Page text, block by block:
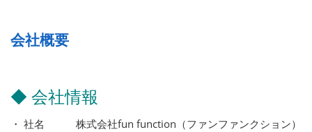
会社概要
◆ 会社情報
・ 社名 株式会社fun function（ファンファンクション）